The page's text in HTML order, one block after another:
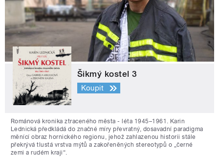
Šikmý kostel 3
Koupit
Románová kronika ztraceného města - léta 1945–1961. Karin
Lednická předkládá do značné míry převratný, dosavadní paradigma
měnící obraz hornického regionu, jehož zahlazenou historii stále
překrývá tlustá vrstva mýtů a zakořeněných stereotypů o „černé
zemi a rudém kraji“.